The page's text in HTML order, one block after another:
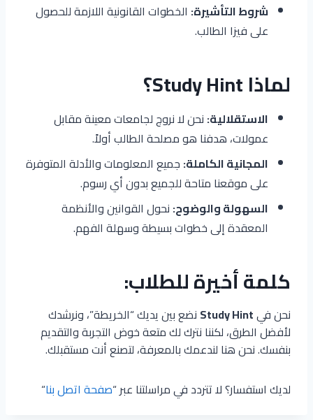
شروط التأشيرة: الخطوات القانونية اللازمة للحصول
على فيزا الطالب.
لماذا Study Hint؟
الاستقلالية: نحن لا نروج لجامعات معينة مقابل
عمولات، هدفنا هو مصلحة الطالب أولاً.
المجانية الكاملة: جميع المعلومات والأدلة المتوفرة
على موقعنا متاحة للجميع بدون أي رسوم.
السهولة والوضوح: نحول القوانين والأنظمة
المعقدة إلى خطوات بسيطة وسهلة الفهم.
كلمة أخيرة للطلاب:
نحن فيStudy Hint نضع بين يديك “الخريطة”، ونرشدك
لأفضل الطرق، لكننا نترك لك متعة خوض التجربة والتقديم
بنفسك. نحن هنا لندعمك بالمعرفة، لتصنع أنت مستقبلك.
لديك استفسار؟ لا تتردد في مراسلتنا عبر “صفحة اتصل بنا“